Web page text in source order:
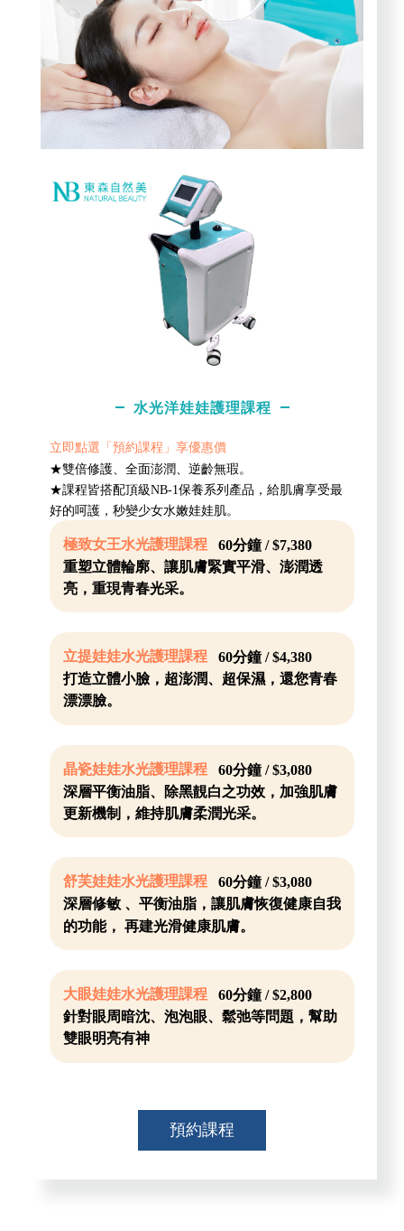
水光洋娃娃護理課程
立即點選「預約課程」享優惠價
★雙倍修護、全面澎潤、逆齡無瑕。
★課程皆搭配頂級NB-1保養系列產品，給肌膚享受最
好的呵護，秒變少女水嫩娃娃肌。
極致女王水光護理課程 60分鐘 / $7,380
重塑立體輪廓、讓肌膚緊實平滑、澎潤透
亮，重現青春光采。
立提娃娃水光護理課程 60分鐘 / $4,380
打造立體小臉，超澎潤、超保濕，還您青春
漂漂臉。
晶瓷娃娃水光護理課程 60分鐘 / $3,080
深層平衡油脂、除黑靚白之功效，加強肌膚
更新機制，維持肌膚柔潤光采。
舒芙娃娃水光護理課程 60分鐘 / $3,080
深層修敏 、平衡油脂，讓肌膚恢復健康自我
的功能， 再建光滑健康肌膚。
大眼娃娃水光護理課程 60分鐘 / $2,800
針對眼周暗沈、泡泡眼、鬆弛等問題，幫助
雙眼明亮有神
預約課程